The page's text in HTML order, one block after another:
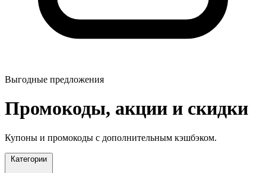
Выгодные предложения
Промокоды, акции и скидки
Купоны и промокоды с дополнительным кэшбэком.
Категории